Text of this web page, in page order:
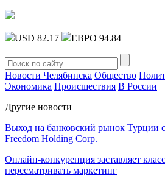
USD 82.17 ЕВРО 94.84
Новости Челябинска Общество
Экономика Происшествия В России
Другие новости
Выход на банковский рынок Турции
Freedom Holding Corp.
Онлайн-конкуренция заставляет
пересматривать маркетинг